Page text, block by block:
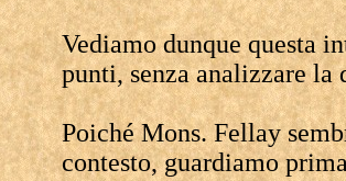
Vediamo dunque questa
punti, senza analizzare la
Poiché Mons. Fellay
contesto, guardiamo